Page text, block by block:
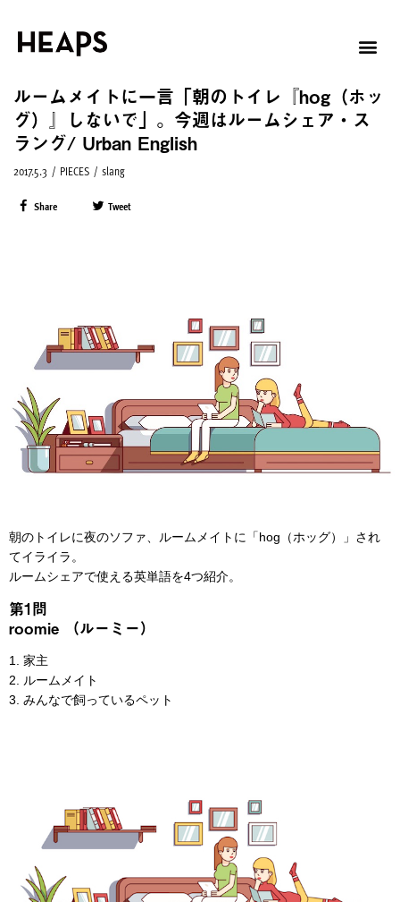
ルームメイトに一言「朝のトイレ『hog（ホッ
グ）』しないで」。今週はルームシェア・ス
ラング/ Urban English
2017.5.3 / PIECES / slang
Share Tweet
朝のトイレに夜のソファ、ルームメイトに「hog（ホッグ）」され
てイライラ。
ルームシェアで使える英単語を4つ紹介。
第1問
roomie （ルーミー）
1. 家主
2. ルームメイト
3. みんなで飼っているペット